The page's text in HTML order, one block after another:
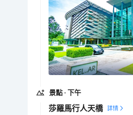
景點 · 下午
莎羅馬行人天橋